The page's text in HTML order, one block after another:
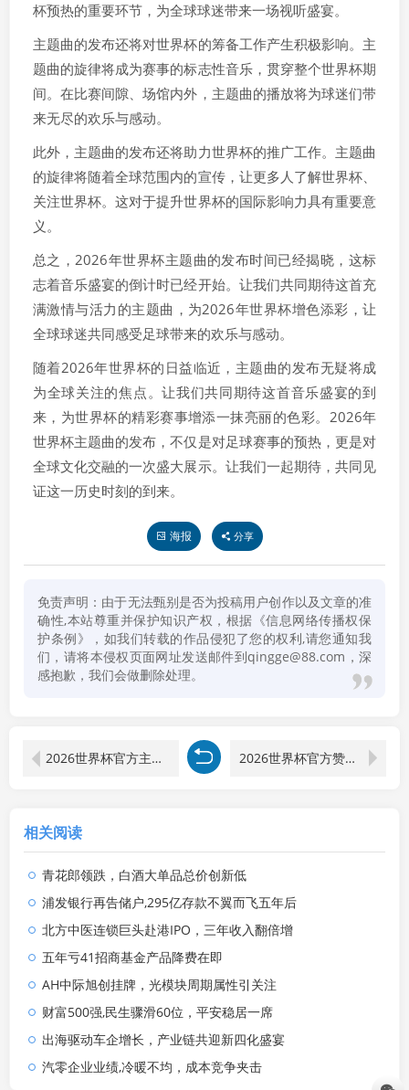
杯预热的重要环节，为全球球迷带来一场视听盛宴。
主题曲的发布还将对世界杯的筹备工作产生积极影响。主
题曲的旋律将成为赛事的标志性音乐，贯穿整个世界杯期
间。在比赛间隙、场馆内外，主题曲的播放将为球迷们带
来无尽的欢乐与感动。
此外，主题曲的发布还将助力世界杯的推广工作。主题曲
的旋律将随着全球范围内的宣传，让更多人了解世界杯、
关注世界杯。这对于提升世界杯的国际影响力具有重要意
义。
总之，2026年世界杯主题曲的发布时间已经揭晓，这标
志着音乐盛宴的倒计时已经开始。让我们共同期待这首充
满激情与活力的主题曲，为2026年世界杯增色添彩，让
全球球迷共同感受足球带来的欢乐与感动。
随着2026年世界杯的日益临近，主题曲的发布无疑将成
为全球关注的焦点。让我们共同期待这首音乐盛宴的到
来，为世界杯的精彩赛事增添一抹亮丽的色彩。2026年
世界杯主题曲的发布，不仅是对足球赛事的预热，更是对
全球文化交融的一次盛大展示。让我们一起期待，共同见
证这一历史时刻的到来。
海报 分享
免责声明：由于无法甄别是否为投稿用户创作以及文章的准
确性,本站尊重并保护知识产权，根据《信息网络传播权保
护条例》，如我们转载的作品侵犯了您的权利,请您通知我
们，请将本侵权页面网址发送邮件到qingge@88.com，深
感抱歉，我们会做删除处理。
2026世界杯官方主题曲到底是哪个 2026世界杯官方赞助商广告
相关阅读
青花郎领跌，白酒大单品总价创新低
浦发银行再告储户,295亿存款不翼而飞五年后
北方中医连锁巨头赴港IPO，三年收入翻倍增
五年亏41招商基金产品降费在即
AH中际旭创挂牌，光模块周期属性引关注
财富500强,民生骤滑60位，平安稳居一席
出海驱动车企增长，产业链共迎新四化盛宴
汽零企业业绩,冷暖不均，成本竞争夹击